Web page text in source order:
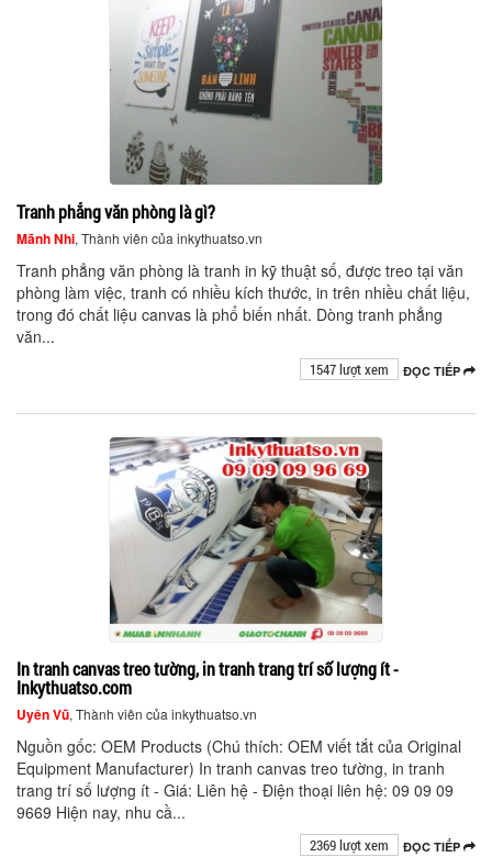
Tranh phẳng văn phòng là gì?
Mãnh Nhi, Thành viên của inkythuatso.vn
Tranh phẳng văn phòng là tranh in kỹ thuật số, được treo tại văn
phòng làm việc, tranh có nhiều kích thước, in trên nhiều chất liệu,
trong đó chất liệu canvas là phổ biến nhất. Dòng tranh phẳng
văn...
ĐỌC TIẾP
1547 lượt xem
In tranh canvas treo tường, in tranh trang trí số lượng ít -
Inkythuatso.com
Uyên Vũ, Thành viên của inkythuatso.vn
Nguồn gốc: OEM Products (Chú thích: OEM viết tắt của Original
Equipment Manufacturer) In tranh canvas treo tường, in tranh
trang trí số lượng ít - Giá: Liên hệ - Điện thoại liên hệ: 09 09 09
9669 Hiện nay, nhu cầ...
ĐỌC TIẾP
2369 lượt xem